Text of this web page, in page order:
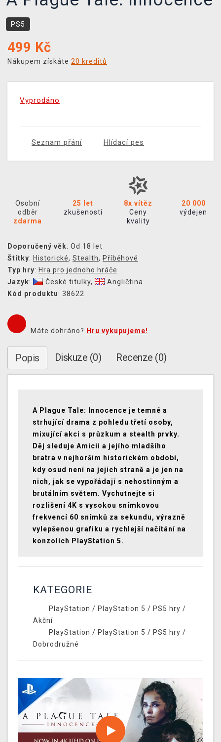
PS5
499 Kč
Nákupem získáte 20 kreditů
Vyprodáno
Seznam přání Hlídací pes
Osobní
odběr
zdarma
25 let
zkušeností
8x vítěz
Ceny
kvality
20 000
výdejen
Doporučený věk: Od 18 let
Štítky: Historické, Stealth, Příběhové
Typ hry: Hra pro jednoho hráče
Jazyk: České titulky,
Angličtina
Kód produktu: 38622
Máte dohráno? Hru vykupujeme!
Popis Diskuze (0) Recenze (0)
A Plague Tale: Innocence je temné a
strhující drama z pohledu třetí osoby,
mixující akci s průzkum a stealth prvky.
Děj sleduje Amicii a jejího mladšího
bratra v nejhorším historickém období,
kdy osud není na jejich straně a je jen na
nich, jak se vypořádají s nehostinným a
brutálním světem. Vychutnejte si
rozlišení 4K s vysokou snímkovou
frekvencí 60 snímků za sekundu, výrazně
vylepšenou grafiku a rychlejší načítání na
konzolích PlayStation 5.
KATEGORIE
PlayStation / PlayStation 5 / PS5 hry /
Akční
PlayStation / PlayStation 5 / PS5 hry /
Dobrodružné